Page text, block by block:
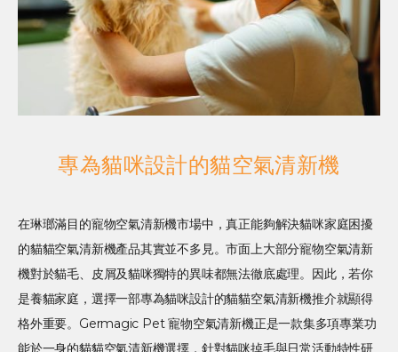
專為貓咪設計的貓空氣清新機
在琳瑯滿目的寵物空氣清新機市場中，真正能夠解決貓咪家庭困擾
的貓貓空氣清新機產品其實並不多見。市面上大部分寵物空氣清新
機對於貓毛、皮屑及貓咪獨特的異味都無法徹底處理。因此，若你
是養貓家庭，選擇一部專為貓咪設計的貓貓空氣清新機推介就顯得
格外重要。Germagic Pet 寵物空氣清新機正是一款集多項專業功
能於一身的貓貓空氣清新機選擇，針對貓咪掉毛與日常活動特性研